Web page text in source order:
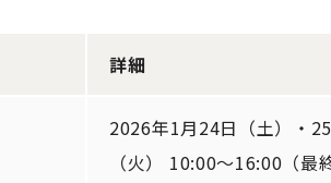
詳細
2026年1月24日（土）・
（火） 10:00～16:00（最